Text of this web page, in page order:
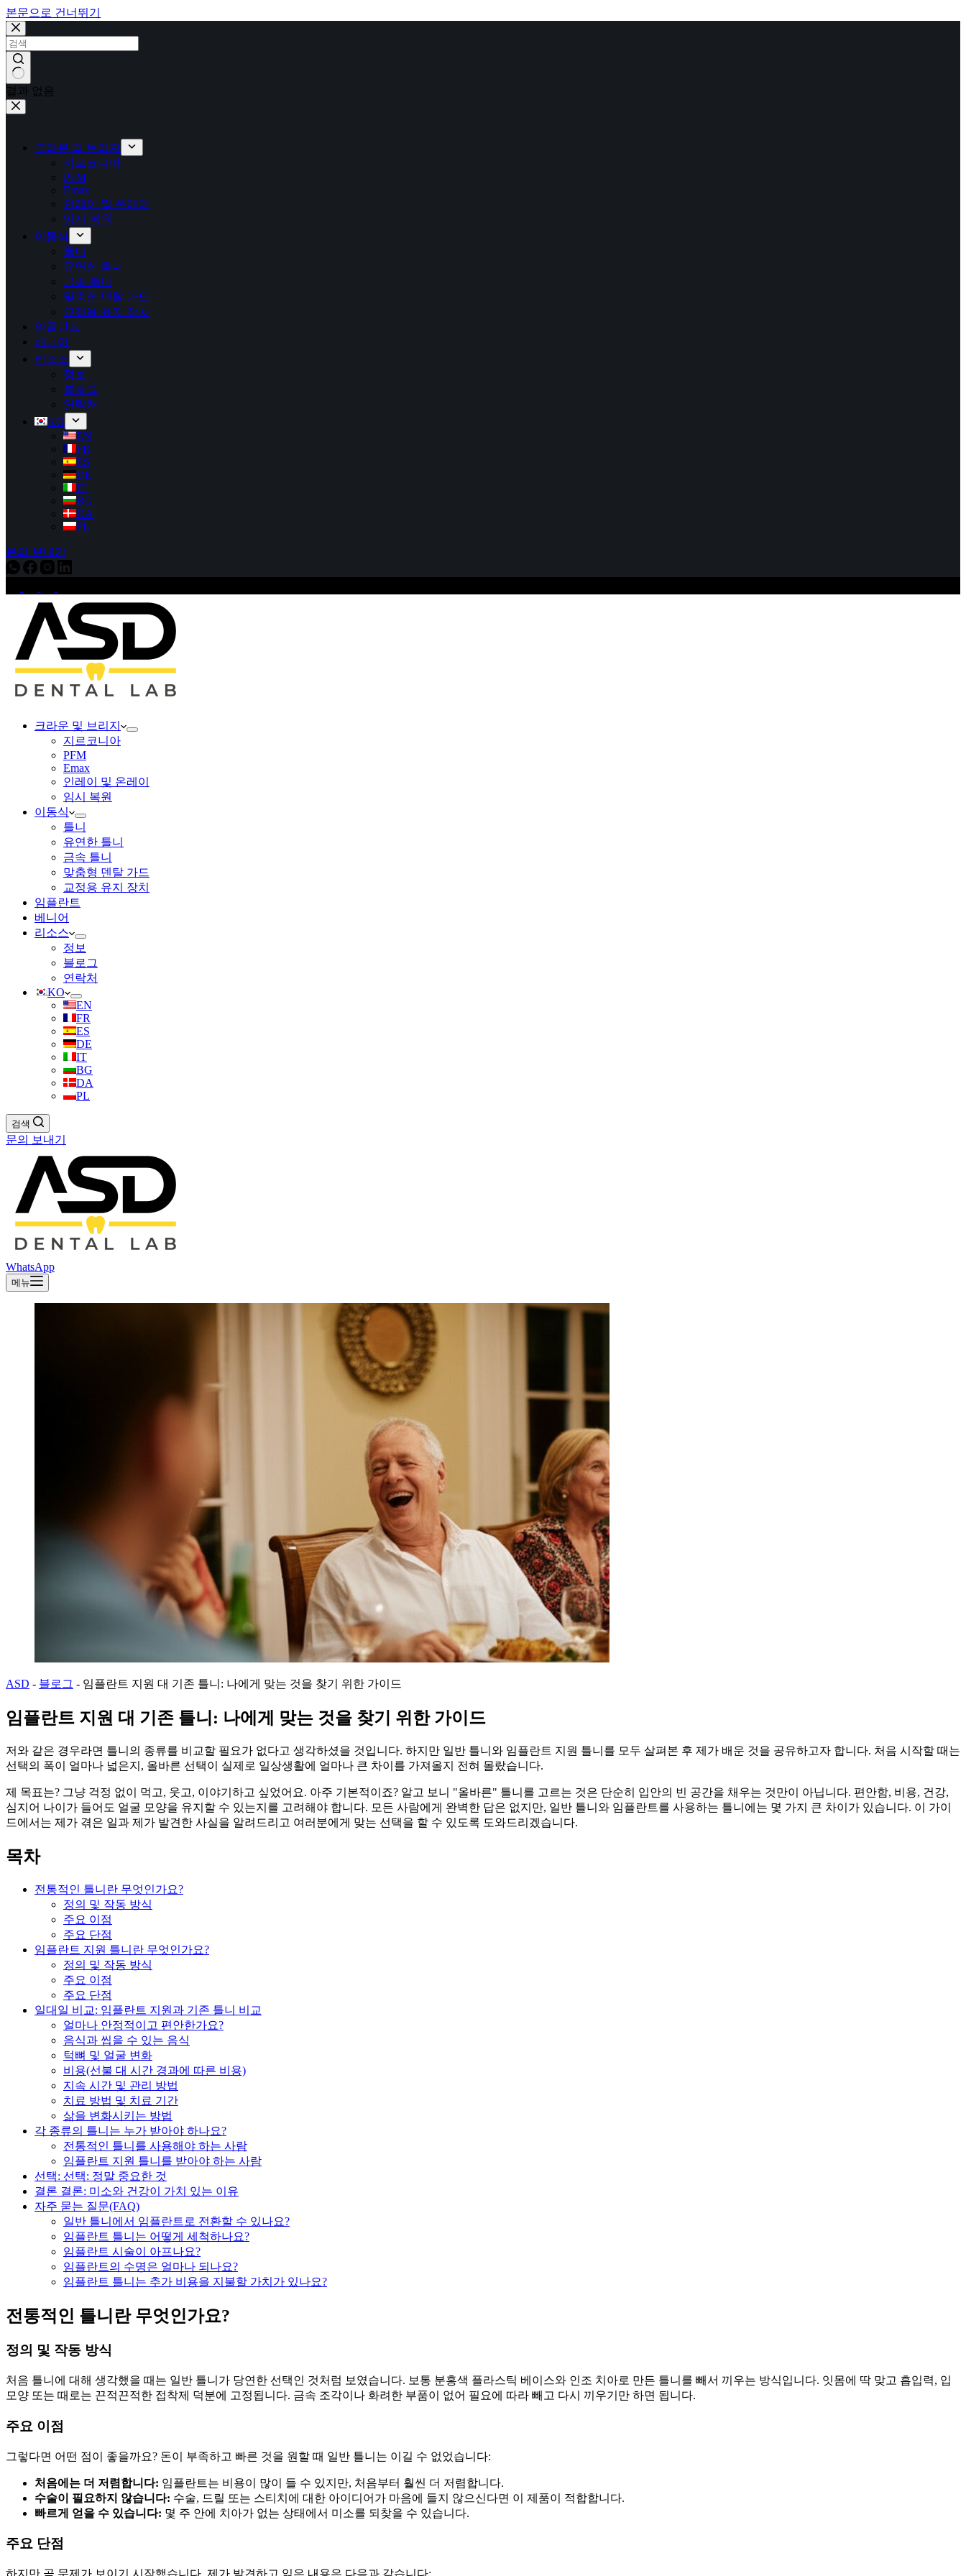
본문으로 건너뛰기
결과 없음
크라운 및 브리지
지르코니아
PFM
Emax
인레이 및 온레이
임시 복원
이동식
틀니
유연한 틀니
금속 틀니
맞춤형 덴탈 가드
교정용 유지 장치
임플란트
베니어
리소스
정보
블로그
연락처
KO
EN
FR
ES
DE
IT
BG
DA
PL
문의 보내기
크라운 및 브리지
지르코니아
PFM
Emax
인레이 및 온레이
임시 복원
이동식
틀니
유연한 틀니
금속 틀니
맞춤형 덴탈 가드
교정용 유지 장치
임플란트
베니어
리소스
정보
블로그
연락처
KO
EN
FR
ES
DE
IT
BG
DA
PL
검색
문의 보내기
WhatsApp
메뉴
ASD - 블로그 - 임플란트 지원 대 기존 틀니: 나에게 맞는 것을 찾기 위한 가이드
임플란트 지원 대 기존 틀니: 나에게 맞는 것을 찾기 위한 가이드
저와 같은 경우라면 틀니의 종류를 비교할 필요가 없다고 생각하셨을 것입니다. 하지만 일반 틀니와 임플란트 지원 틀니를 모두 살펴본 후 제가 배운 것을 공유하고자 합니다. 처음 시작할 때는
선택의 폭이 얼마나 넓은지, 올바른 선택이 실제로 일상생활에 얼마나 큰 차이를 가져올지 전혀 몰랐습니다.
제 목표는? 그냥 걱정 없이 먹고, 웃고, 이야기하고 싶었어요. 아주 기본적이죠? 알고 보니 "올바른" 틀니를 고르는 것은 단순히 입안의 빈 공간을 채우는 것만이 아닙니다. 편안함, 비용, 건강,
심지어 나이가 들어도 얼굴 모양을 유지할 수 있는지를 고려해야 합니다. 모든 사람에게 완벽한 답은 없지만, 일반 틀니와 임플란트를 사용하는 틀니에는 몇 가지 큰 차이가 있습니다. 이 가이
드에서는 제가 겪은 일과 제가 발견한 사실을 알려드리고 여러분에게 맞는 선택을 할 수 있도록 도와드리겠습니다.
목차
전통적인 틀니란 무엇인가요?
정의 및 작동 방식
주요 이점
주요 단점
임플란트 지원 틀니란 무엇인가요?
정의 및 작동 방식
주요 이점
주요 단점
일대일 비교: 임플란트 지원과 기존 틀니 비교
얼마나 안정적이고 편안한가요?
음식과 씹을 수 있는 음식
턱뼈 및 얼굴 변화
비용(선불 대 시간 경과에 따른 비용)
지속 시간 및 관리 방법
치료 방법 및 치료 기간
삶을 변화시키는 방법
각 종류의 틀니는 누가 받아야 하나요?
전통적인 틀니를 사용해야 하는 사람
임플란트 지원 틀니를 받아야 하는 사람
선택: 선택: 정말 중요한 것
결론 결론: 미소와 건강이 가치 있는 이유
자주 묻는 질문(FAQ)
일반 틀니에서 임플란트로 전환할 수 있나요?
임플란트 틀니는 어떻게 세척하나요?
임플란트 시술이 아프나요?
임플란트의 수명은 얼마나 되나요?
임플란트 틀니는 추가 비용을 지불할 가치가 있나요?
전통적인 틀니란 무엇인가요?
정의 및 작동 방식
처음 틀니에 대해 생각했을 때는 일반 틀니가 당연한 선택인 것처럼 보였습니다. 보통 분홍색 플라스틱 베이스와 인조 치아로 만든 틀니를 빼서 끼우는 방식입니다. 잇몸에 딱 맞고 흡입력, 입
모양 또는 때로는 끈적끈적한 접착제 덕분에 고정됩니다. 금속 조각이나 화려한 부품이 없어 필요에 따라 빼고 다시 끼우기만 하면 됩니다.
주요 이점
그렇다면 어떤 점이 좋을까요? 돈이 부족하고 빠른 것을 원할 때 일반 틀니는 이길 수 없었습니다:
처음에는 더 저렴합니다: 임플란트는 비용이 많이 들 수 있지만, 처음부터 훨씬 더 저렴합니다.
수술이 필요하지 않습니다: 수술, 드릴 또는 스티치에 대한 아이디어가 마음에 들지 않으신다면 이 제품이 적합합니다.
빠르게 얻을 수 있습니다: 몇 주 안에 치아가 없는 상태에서 미소를 되찾을 수 있습니다.
주요 단점
하지만 곧 문제가 보이기 시작했습니다. 제가 발견하고 읽은 내용은 다음과 같습니다: